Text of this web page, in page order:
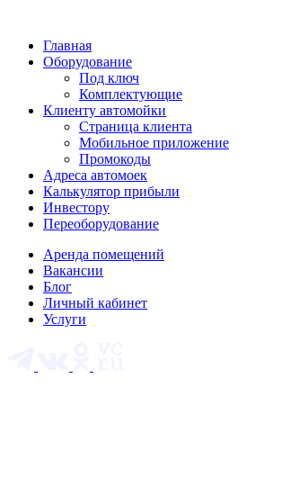
Главная
Оборудование
Под ключ
Комплектующие
Клиенту автомойки
Страница клиента
Мобильное приложение
Промокоды
Адреса автомоек
Калькулятор прибыли
Инвестору
Переоборудование
Аренда помещений
Вакансии
Блог
Личный кабинет
Услуги